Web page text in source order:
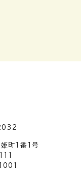
町1番1号